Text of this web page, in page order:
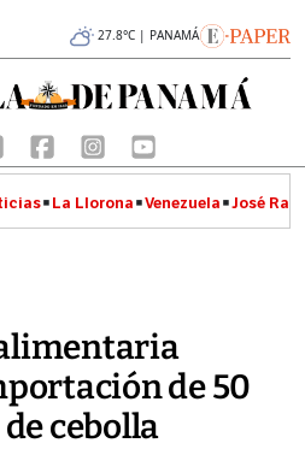
27.8°C | PANAMÁ
La Llorona Venezuela José
de 50
cebolla